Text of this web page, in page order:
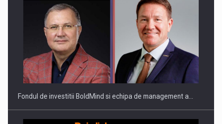
ROOTED IN ROMANIA, BUILT TO DELIVER TECHNOLOGY FOR
THE…
Fondul de investitii BoldMind si echipa de management a…